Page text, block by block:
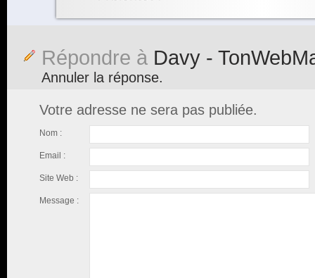
Répondre à Davy -
Annuler la réponse.
Votre adresse ne sera pas publiée.
Nom :
Email :
Site Web :
Message :